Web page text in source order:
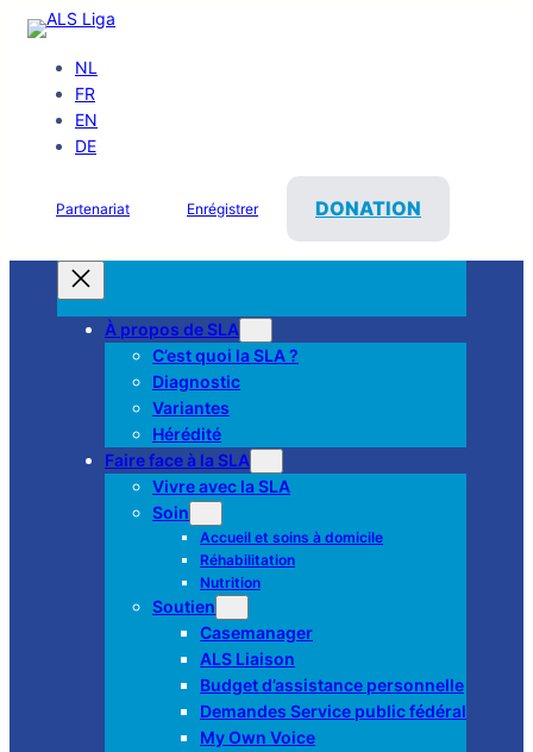
NL
FR
EN
DE
Partenariat Enrégistrer DONATION
À propos de SLA
C’est quoi la SLA ?
Diagnostic
Variantes
Hérédité
Faire face à la SLA
Vivre avec la SLA
Soin
Accueil et soins à domicile
Réhabilitation
Nutrition
Soutien
Casemanager
ALS Liaison
Budget d’assistance personnelle
Demandes Service public fédéral
My Own Voice